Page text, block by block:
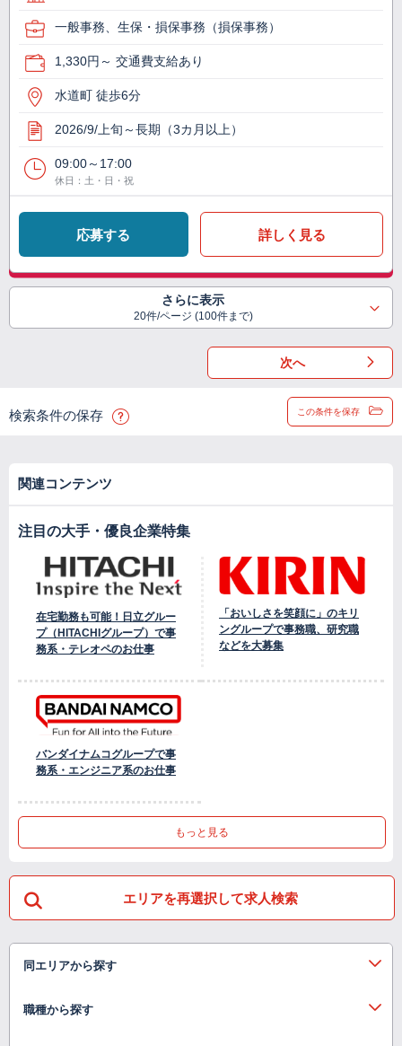
一般事務、生保・損保事務（損保事務）
1,330円～ 交通費支給あり
水道町 徒歩6分
2026/9/上旬～長期（3カ月以上）
09:00～17:00
休日：土・日・祝
応募する 詳しく見る
さらに表示
20件/ページ (100件まで)
次へ
検索条件の保存 この条件を保存
関連コンテンツ
注目の大手・優良企業特集
在宅勤務も可能！日立グルー
プ（HITACHIグループ）で事
務系・テレオペのお仕事
「おいしさを笑顔に」のキリ
ングループで事務職、研究職
などを大募集
バンダイナムコグループで事
務系・エンジニア系のお仕事
もっと見る
エリアを再選択して求人検索
同エリアから探す
職種から探す